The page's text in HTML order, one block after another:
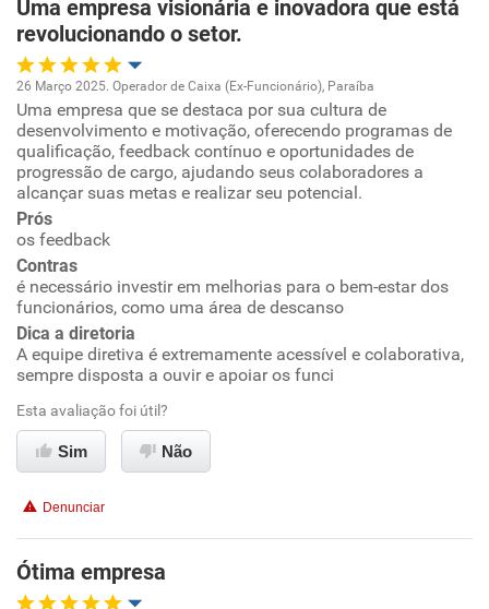
Uma empresa visionária e inovadora que está
revolucionando o setor.
Oportunidade de promoção
Ambiente de trabalho
Conciliação com a vida familiar
Benefícios
Recomenda esta empresa
Recomenda a diretoria
26 Março 2025. Operador de Caixa (Ex-Funcionário), Paraíba
Uma empresa que se destaca por sua cultura de
desenvolvimento e motivação, oferecendo programas de
qualificação, feedback contínuo e oportunidades de
progressão de cargo, ajudando seus colaboradores a
alcançar suas metas e realizar seu potencial.
Prós
os feedback
Contras
é necessário investir em melhorias para o bem-estar dos
funcionários, como uma área de descanso
Dica a diretoria
A equipe diretiva é extremamente acessível e colaborativa,
sempre disposta a ouvir e apoiar os funci
Esta avaliação foi útil?
Sim Não
Denunciar
Ótima empresa